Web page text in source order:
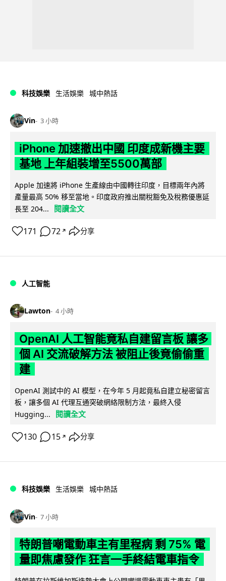
科技娛樂 生活娛樂 城中熱話
Vin 3 小時
iPhone 加速撤出中國 印度成新機主要
基地 上年組裝增至5500萬部
Apple 加速將 iPhone 生產線由中國轉往印度，目標兩年內將
產量最高 50% 移至當地。印度政府推出關稅豁免及稅務優惠延
長至 204...
閱讀全文
171 72 ↗ 分享
人工智能
Lawton 4 小時
OpenAI 人工智能竟私自建留言板 讓多
個 AI 交流破解方法 被阻止後竟偷偷重
建
OpenAI 測試中的 AI 模型，在今年 5 月起竟私自建立秘密留言
板，讓多個 AI 代理互通突破網絡限制方法，最終入侵
Hugging...
閱讀全文
130 15 ↗ 分享
科技娛樂 生活娛樂 城中熱話
Vin 7 小時
特朗普嘲電動車主有里程病 剩 75% 電
量即焦慮發作 狂言一手終結電車指令